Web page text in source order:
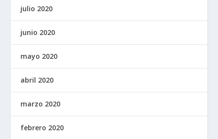
julio 2020
junio 2020
mayo 2020
abril 2020
marzo 2020
febrero 2020